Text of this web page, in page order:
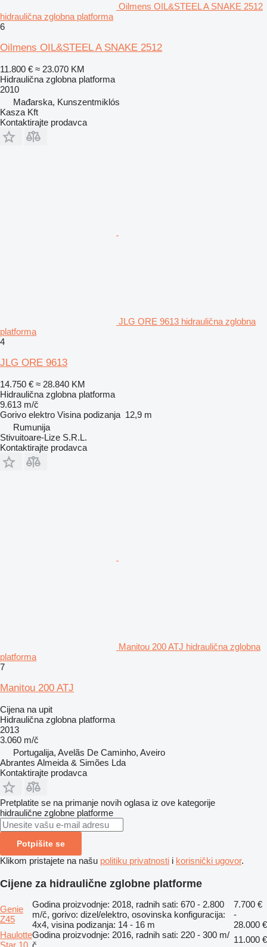
Oilmens OIL&STEEL A SNAKE 2512
hidraulična zglobna platforma
6
Oilmens OIL&STEEL A SNAKE 2512
11.800 € ≈ 23.070 KM
Hidraulična zglobna platforma
2010
Mađarska, Kunszentmiklós
Kasza Kft
Kontaktirajte prodavca
JLG ORE 9613 hidraulična zglobna
platforma
4
JLG ORE 9613
14.750 € ≈ 28.840 KM
Hidraulična zglobna platforma
9.613 m/č
Gorivo elektro Visina podizanja 12,9 m
Rumunija
Stivuitoare-Lize S.R.L.
Kontaktirajte prodavca
Manitou 200 ATJ hidraulična zglobna
platforma
7
Manitou 200 ATJ
Cijena na upit
Hidraulična zglobna platforma
2013
3.060 m/č
Portugalija, Avelãs De Caminho, Aveiro
Abrantes Almeida & Simões Lda
Kontaktirajte prodavca
Pretplatite se na primanje novih oglasa iz ove kategorije
hidraulične zglobne platforme
Potpišite se
Klikom pristajete na našu politiku privatnosti i korisnički ugovor.
Cijene za hidraulične zglobne platforme
Genie
Z45
Godina proizvodnje: 2018, radnih sati: 670 - 2.800
m/č, gorivo: dizel/elektro, osovinska konfiguracija:
4x4, visina podizanja: 14 - 16 m
7.700 €
-
28.000 €
Haulotte
Star 10
Godina proizvodnje: 2016, radnih sati: 220 - 300 m/
č
11.000 €